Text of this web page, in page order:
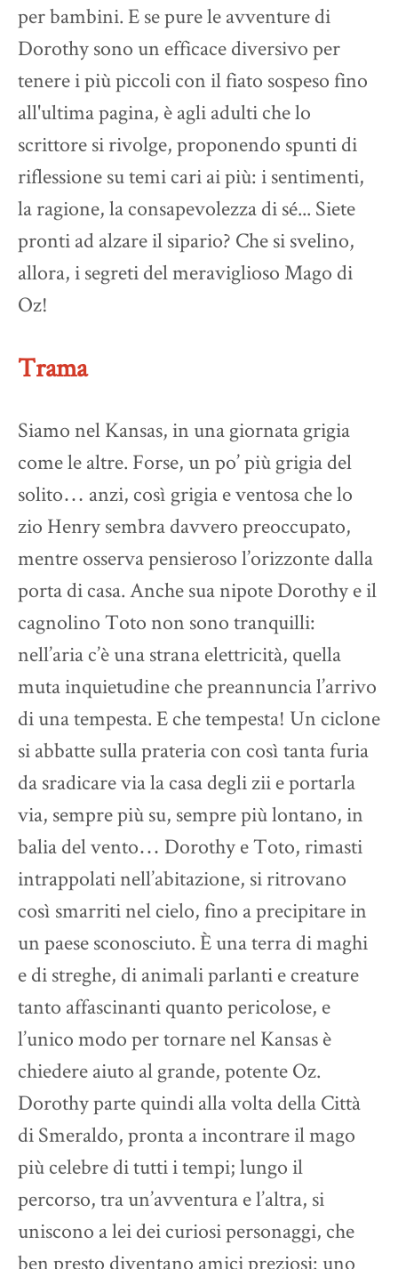
per bambini. E se pure le avventure di
Dorothy sono un efficace diversivo per
tenere i più piccoli con il fiato sospeso fino
all'ultima pagina, è agli adulti che lo
scrittore si rivolge, proponendo spunti di
riflessione su temi cari ai più: i sentimenti,
la ragione, la consapevolezza di sé... Siete
pronti ad alzare il sipario? Che si svelino,
allora, i segreti del meraviglioso Mago di
Oz!
Trama
Siamo nel Kansas, in una giornata grigia
come le altre. Forse, un po’ più grigia del
solito… anzi, così grigia e ventosa che lo
zio Henry sembra davvero preoccupato,
mentre osserva pensieroso l’orizzonte dalla
porta di casa. Anche sua nipote Dorothy e il
cagnolino Toto non sono tranquilli:
nell’aria c’è una strana elettricità, quella
muta inquietudine che preannuncia l’arrivo
di una tempesta. E che tempesta! Un ciclone
si abbatte sulla prateria con così tanta furia
da sradicare via la casa degli zii e portarla
via, sempre più su, sempre più lontano, in
balia del vento… Dorothy e Toto, rimasti
intrappolati nell’abitazione, si ritrovano
così smarriti nel cielo, fino a precipitare in
un paese sconosciuto. È una terra di maghi
e di streghe, di animali parlanti e creature
tanto affascinanti quanto pericolose, e
l’unico modo per tornare nel Kansas è
chiedere aiuto al grande, potente Oz.
Dorothy parte quindi alla volta della Città
di Smeraldo, pronta a incontrare il mago
più celebre di tutti i tempi; lungo il
percorso, tra un’avventura e l’altra, si
uniscono a lei dei curiosi personaggi, che
ben presto diventano amici preziosi: uno